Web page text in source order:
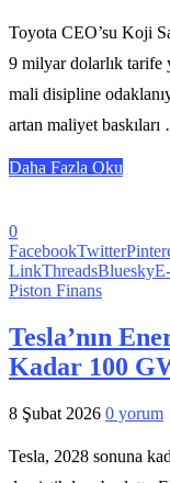
Toyota CEO’su Koji
9 milyar dolarlık tarife
mali disipline
artan maliyet
Daha Fazla Oku
0
FacebookTwitter
LinkThreadsBluesky
Piston Finans
Tesla’nın
Kadar 100
8 Şubat 2026 0 yorum
Tesla, 2028 sonuna